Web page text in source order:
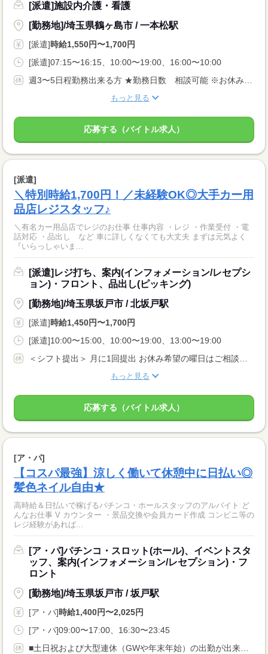
[派遣]施設内介護・看護
[勤務地]/埼玉県鶴ヶ島市 / 一本松駅
[派遣]時給1,550円〜1,700円
[派遣]07:15〜16:15、10:00〜19:00、16:00〜10:00
週3〜5日程勤務出来る方 ★勤務日数 相談可能 ※お休み希望、固定曜日などお気軽にご相談ください★ あなたのライフスタイルに合わせてお仕事をお探し致します！
もっと見る
応募する（バイトル求人）
[派遣]
＼特別時給1,700円！／未経験OK◎大手カー用
品店レジスタッフ♪
＼有名カー用品店でレジのお仕事 仕事内容 ・レジ ・作業受付 ・電
話対応 ・品出し など 車に詳しくなくても大丈夫 まずは元気よく
『いらっしゃいま...
[派遣]レジ打ち、案内(インフォメーション/レセプシ
ョン)・フロント、品出し(ピッキング)
[勤務地]/埼玉県坂戸市 / 北坂戸駅
[派遣]時給1,450円〜1,700円
[派遣]10:00〜15:00、10:00〜19:00、13:00〜19:00
＜シフト提出＞ 月に1回提出 お休み希望の曜日はご相談ください ＜歓迎！＞ 土日祝、年末、お正月、お盆、ゴールデンウィークの連休や、 クリスマス、バレンタインなどイベント時に出勤可能な方大歓迎！
もっと見る
応募する（バイトル求人）
[ア・パ]
【コスパ最強】涼しく働いて休憩中に日払い◎
髪色ネイル自由★
高時給＆日払いで稼げるパチンコ・ホールスタッフのアルバイト ど
んなお仕事 V カウンター ・景品交換や会員カード作成 コンビニ等の
レジ経験があれば...
[ア・パ]パチンコ・スロット(ホール)、イベントスタ
ッフ、案内(インフォメーション/レセプション)・フ
ロント
[勤務地]/埼玉県坂戸市 / 坂戸駅
[ア・パ]時給1,400円〜2,025円
[ア・パ]09:00〜17:00、16:30〜23:45
■土日祝および大型連休（GWや年末年始）の出勤が出来る方 ■休み希望提出OKのシフト制 ■有給休暇あり（初勤務日から6カ月後）